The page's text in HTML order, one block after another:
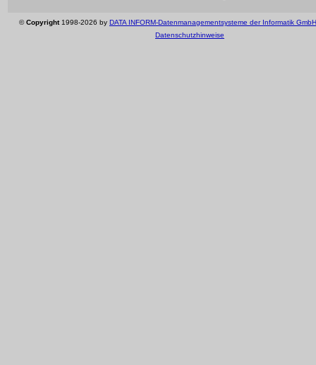
©Copyright1998-2026 by DATA INFORM-Datenmanagementsysteme der Informatik GmbH
Datenschutzhinweise